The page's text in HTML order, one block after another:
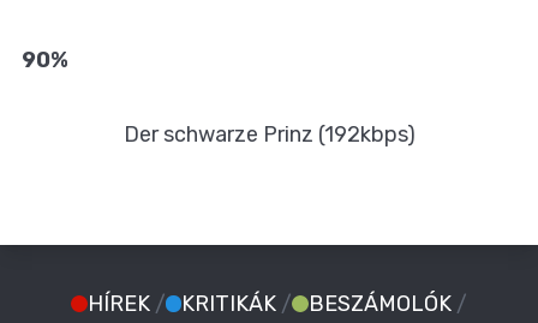
90%
Der schwarze Prinz (192kbps)
HÍREK / KRITIKÁK / BESZÁMOLÓK /